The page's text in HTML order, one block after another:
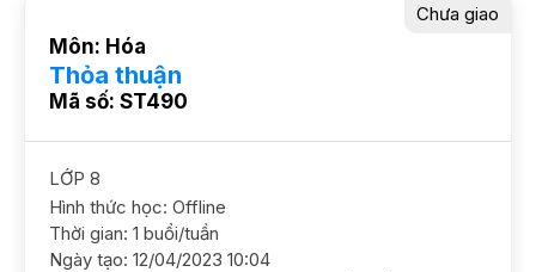
Môn: Hóa
Thỏa thuận
Mã số: ST490
Chưa giao
LỚP 8
Hình thức học: Offline
Thời gian: 1 buổi/tuần
Ngày tạo: 12/04/2023 10:04